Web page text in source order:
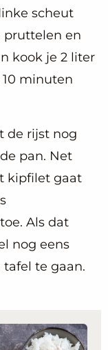
scheut
pruttelen en
kook je 2 liter
minuten
de rijst nog
pan. Net
kipfilet gaat
Als dat
nog eens
te gaan.